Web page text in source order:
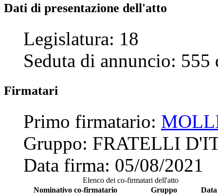
Dati di presentazione dell'atto
Legislatura: 18
Seduta di annuncio: 555
Firmatari
Primo firmatario:
Gruppo: FRATELLI
Data firma: 05/08/2021
Elenco dei co-firmatari dell'atto
Nominativo co-firmatario
Gruppo